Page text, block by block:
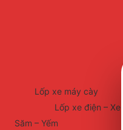
Lốp xe máy cày
Lốp xe điện – Xe
Săm – Yếm